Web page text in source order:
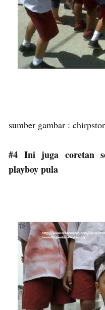
sumber gambar :
#4 Ini juga coretan
playboy pula